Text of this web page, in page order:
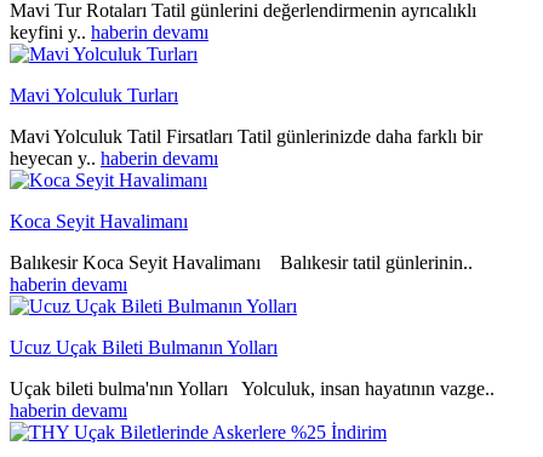
Mavi Tur Rotaları Tatil günlerini değerlendirmenin ayrıcalıklı
keyfini y.. haberin devamı
Mavi Yolculuk Turları
Mavi Yolculuk Tatil Firsatları Tatil günlerinizde daha farklı bir
heyecan y.. haberin devamı
Koca Seyit Havalimanı
Balıkesir Koca Seyit Havalimanı Balıkesir tatil günlerinin..
haberin devamı
Ucuz Uçak Bileti Bulmanın Yolları
Uçak bileti bulma'nın Yolları Yolculuk, insan hayatının vazge..
haberin devamı